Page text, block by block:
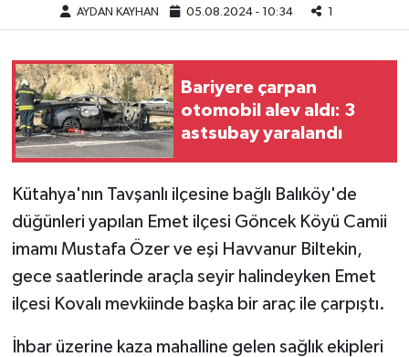
AYDAN KAYHAN 05.08.2024 - 10:34
Bariyere çarpan
otomobil alev aldı: 3
astsubay yaralandı
Kütahya'nın Tavşanlı ilçesine bağlı Balıköy'de
düğünleri yapılan Emet ilçesi Göncek Köyü Camii
imamı Mustafa Özer ve eşi Havvanur Biltekin,
gece saatlerinde araçla seyir halindeyken Emet
ilçesi Kovalı mevkiinde başka bir araç ile çarpıştı.
İhbar üzerine kaza mahalline gelen sağlık ekipleri